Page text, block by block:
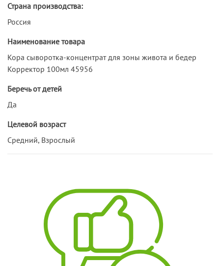
Страна производства:
Россия
Наименование товара
Кора сыворотка-концентрат для зоны живота и бедер
Корректор 100мл 45956
Беречь от детей
Да
Целевой возраст
Средний, Взрослый